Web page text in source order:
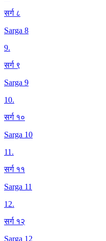
सर्ग ८
Sarga 8
9.
सर्ग ९
Sarga 9
10.
सर्ग १०
Sarga 10
11.
सर्ग ११
Sarga 11
12.
सर्ग १२
Sarga 12